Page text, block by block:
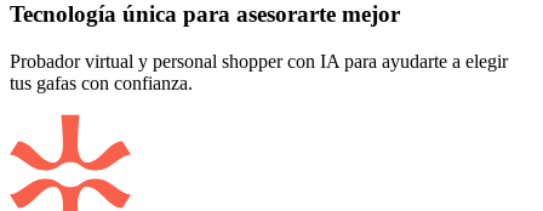
Tecnología única para asesorarte mejor
Probador virtual y personal shopper con IA para ayudarte a elegir
tus gafas con confianza.